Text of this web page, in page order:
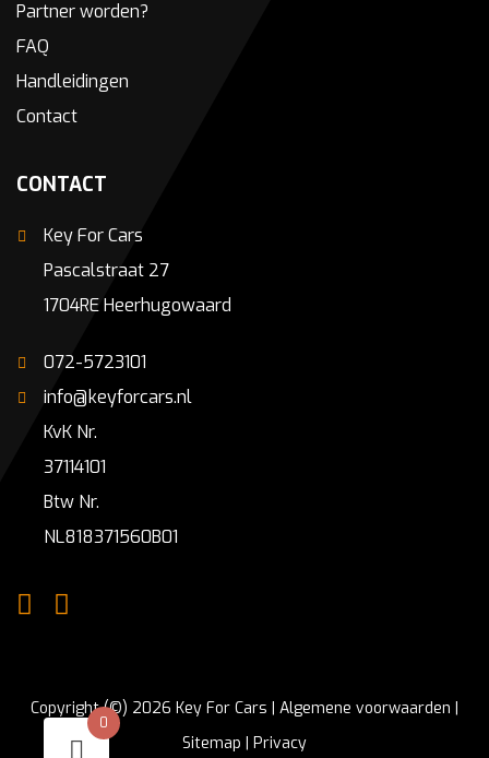
Partner worden?
FAQ
Handleidingen
Contact
CONTACT
Key For Cars
Pascalstraat 27
1704RE Heerhugowaard
072-5723101
info@keyforcars.nl
KvK Nr.
37114101
Btw Nr.
NL818371560B01
Copyright (©) 2026 Key For Cars | Algemene voorwaarden
Sitemap
Privacy
0